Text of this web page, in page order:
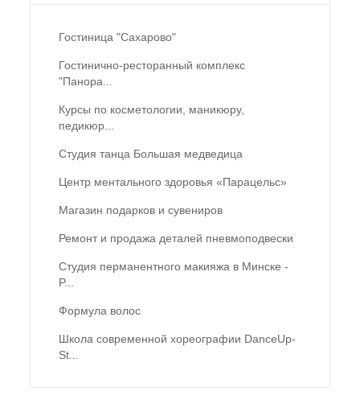
Гостиница "Сахарово"
Гостинично-ресторанный комплекс
"Панора...
Курсы по косметологии, маникюру,
педикюр...
Студия танца Большая медведица
Центр ментального здоровья «Парацельс»
Магазин подарков и сувениров
Ремонт и продажа деталей пневмоподвески
Студия перманентного макияжа в Минске -
P...
Формула волос
Школа современной хореографии DanceUp-
St...